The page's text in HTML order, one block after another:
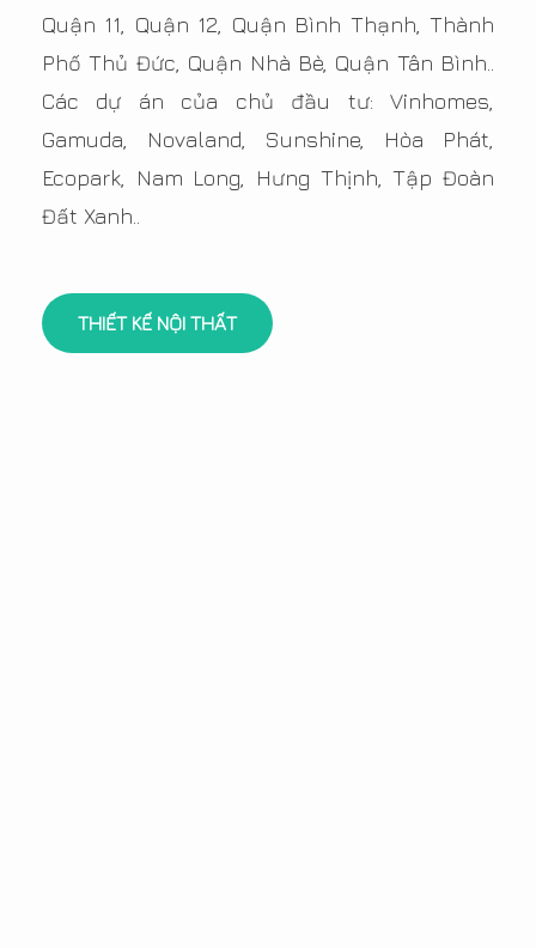
Quận 11, Quận 12, Quận Bình Thạnh, Thành
Phố Thủ Đức, Quận Nhà Bè, Quận Tân Bình..
Các dự án của chủ đầu tư: Vinhomes,
Gamuda, Novaland, Sunshine, Hòa Phát,
Ecopark, Nam Long, Hưng Thịnh, Tập Đoàn
Đất Xanh..
THIẾT KẾ NỘI THẤT